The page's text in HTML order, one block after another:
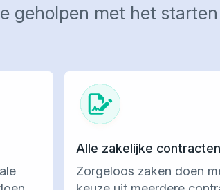
geholpen met het
Alle zakelijke contracten
Zorgeloos zaken doen